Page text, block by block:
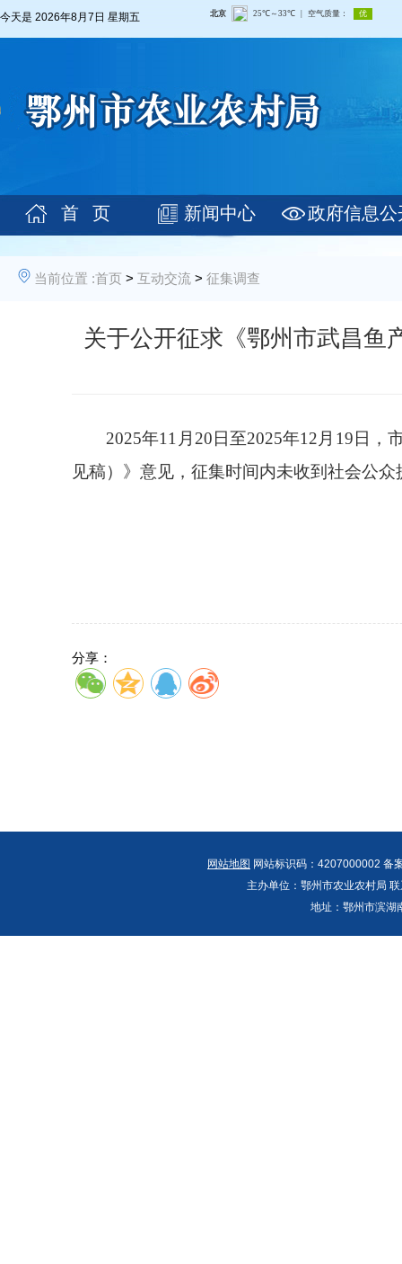
今天是 2026年8月7日 星期五
首 页 新闻中心 政府信息公
当前位置 :首页 > 互动交流 > 征集调查
关于公开征求《鄂州市武昌鱼
2025年11月20日至2025年12月19日
见稿）》意见，征集时间内未收到社会公
分享：
网站地图 网站标识码：4207000002
主办单位：鄂州市农业农村局
地址：鄂州市滨湖